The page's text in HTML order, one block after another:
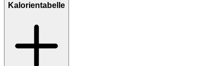
Kalorientabelle